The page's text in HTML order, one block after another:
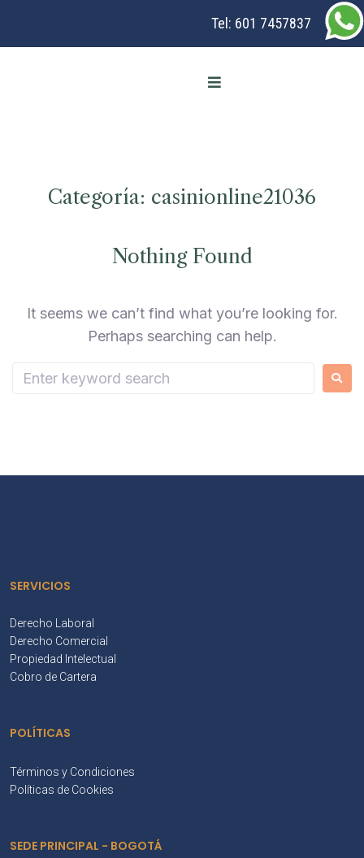
Tel: 601 7457837
Categoría: casinionline21036
Nothing Found
It seems we can’t find what you’re looking for.
Perhaps searching can help.
SERVICIOS
Derecho Laboral
Derecho Comercial
Propiedad Intelectual
Cobro de Cartera
POLÍTICAS
Términos y Condiciones
Políticas de Cookies
SEDE PRINCIPAL - BOGOTÁ